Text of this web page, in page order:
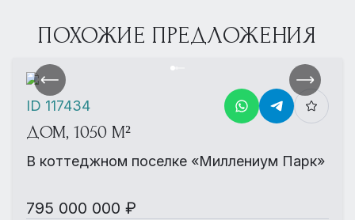
ПОХОЖИЕ ПРЕДЛОЖЕНИЯ
ДОМ, 1050 М²
В коттеджном поселке «Миллениум Парк»
795 000 000 ₽
ID 117434